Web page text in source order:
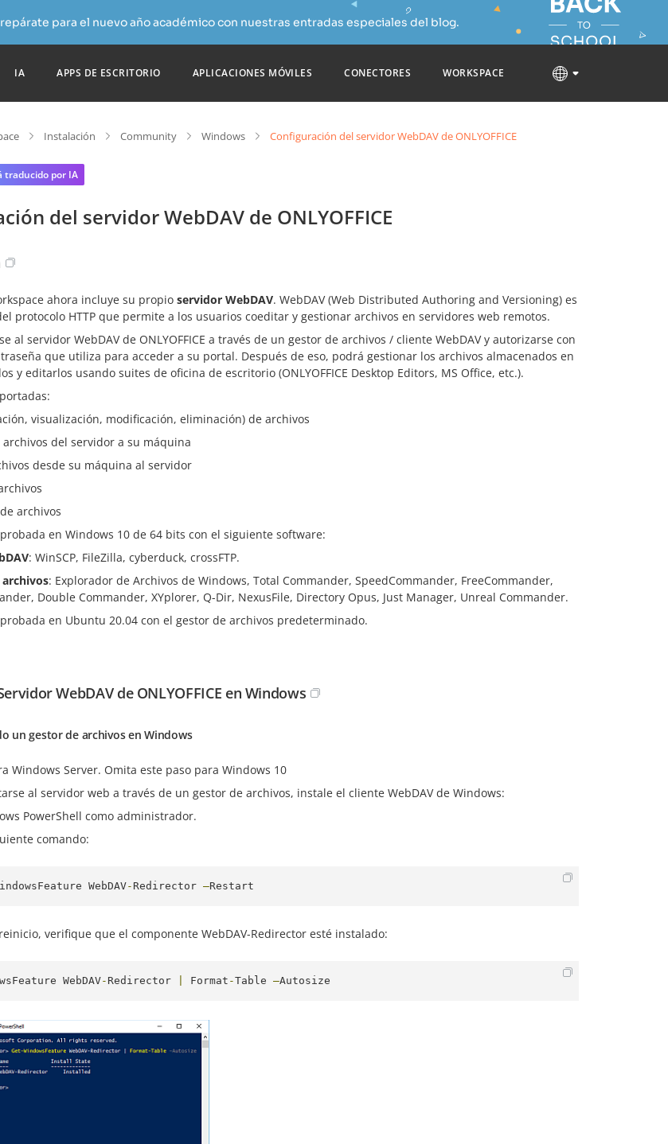
para el nuevo año académico con nuestras entradas especiales del blog.
IA APPS DE ESCRITORIO APLICACIONES MÓVILES CONECTORES WORKSPACE
Instalación Community Windows Configuración del servidor WebDAV de ONLYOFFICE
traducido por IA
del servidor WebDAV de ONLYOFFICE
ahora incluye su propio servidor WebDAV. WebDAV (Web Distributed Authoring and Versioning) es
protocolo HTTP que permite a los usuarios coeditar y gestionar archivos en servidores web remotos.
al servidor WebDAV de ONLYOFFICE a través de un gestor de archivos / cliente WebDAV y autorizarse con
que utiliza para acceder a su portal. Después de eso, podrá gestionar los archivos almacenados en
y editarlos usando suites de oficina de escritorio (ONLYOFFICE Desktop Editors, MS Office, etc.).
visualización, modificación, eliminación) de archivos
archivos del servidor a su máquina
desde su máquina al servidor
archivos
en Windows 10 de 64 bits con el siguiente software:
: WinSCP, FileZilla, cyberduck, crossFTP.
archivos: Explorador de Archivos de Windows, Total Commander, SpeedCommander, FreeCommander,
Double Commander, XYplorer, Q-Dir, NexusFile, Directory Opus, Just Manager, Unreal Commander.
en Ubuntu 20.04 con el gestor de archivos predeterminado.
WebDAV de ONLYOFFICE en Windows
un gestor de archivos en Windows
Windows Server. Omita este paso para Windows 10
al servidor web a través de un gestor de archivos, instale el cliente WebDAV de Windows:
PowerShell como administrador.
comando:
WebDAV- Redirector –Restart
verifique que el componente WebDAV-Redirector esté instalado:
WebDAV- Redirector Format -Table –Autosize